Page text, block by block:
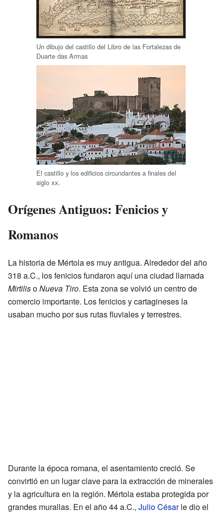
Un dibujo del castillo del Libro de las Fortalezas de
Duarte das Armas
El castillo y los edificios circundantes a finales del
siglo xx.
Orígenes Antiguos: Fenicios y
Romanos
La historia de Mértola es muy antigua. Alrededor del año
318 a.C., los fenicios fundaron aquí una ciudad llamada
MirtilisoNueva Tiro. Esta zona se volvió un centro de
comercio importante. Los fenicios y cartagineses la
usaban mucho por sus rutas fluviales y terrestres.
Durante la época romana, el asentamiento creció. Se
convirtió en un lugar clave para la extracción de minerales
y la agricultura en la región. Mértola estaba protegida por
grandes murallas. En el año 44 a.C., Julio Césarle dio el